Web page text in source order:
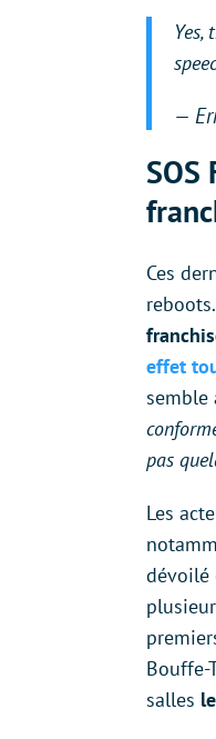
—
Ces
reboots.
effet
semble
pas
Les
dévoilé
Bouffe-
salles